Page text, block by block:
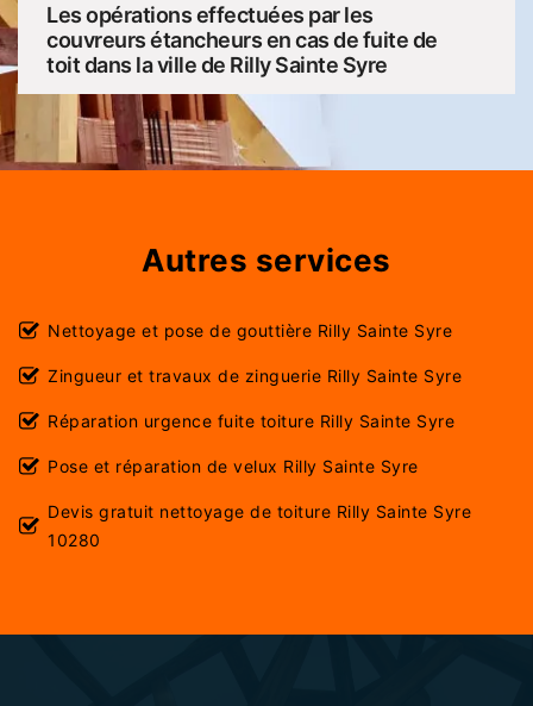
Les opérations effectuées par les
couvreurs étancheurs en cas de fuite de
toit dans la ville de Rilly Sainte Syre
Autres services
Nettoyage et pose de gouttière Rilly Sainte Syre
Zingueur et travaux de zinguerie Rilly Sainte Syre
Réparation urgence fuite toiture Rilly Sainte Syre
Pose et réparation de velux Rilly Sainte Syre
Devis gratuit nettoyage de toiture Rilly Sainte Syre
10280